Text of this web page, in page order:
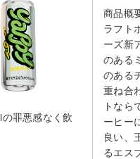
罪悪感なく飲
商品概
ラフト
ーズ新
のある
のある
重ね合
トなら
ーヒー
良い、
るエス